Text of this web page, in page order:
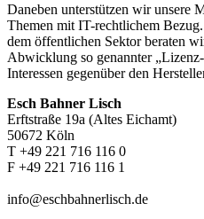
Daneben unterstützen wir unsere
Themen mit IT-rechtlichem
dem öffentlichen Sektor beraten
Abwicklung so genannter
Interessen gegenüber den
Esch Bahner Lisch
Erftstraße 19a (Altes Eichamt)
50672 Köln
T +49 221 716 116 0
F +49 221 716 116 1
info@eschbahnerlisch.de